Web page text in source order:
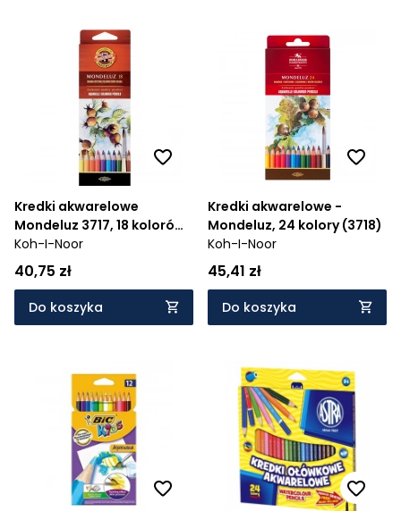
Kredki akwarelowe
Mondeluz 3717, 18 kolorów
(11837)
Koh-I-Noor
40,75 zł
Do koszyka
Kredki akwarelowe -
Mondeluz, 24 kolory (3718)
Koh-I-Noor
45,41 zł
Do koszyka